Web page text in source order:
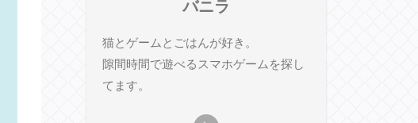
バニラ
猫とゲームとごはんが好き。
隙間時間で遊べるスマホゲームを探し
てます。